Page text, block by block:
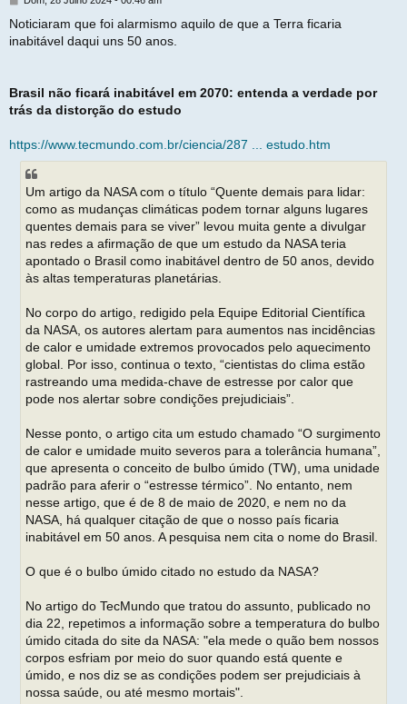
n
s
m
Noticiaram que foi alarmismo aquilo de que a Terra ficaria
inabitável daqui uns 50 anos.
Brasil não ficará inabitável em 2070: entenda a verdade por
trás da distorção do estudo
https://www.tecmundo.com.br/ciencia/287 ... estudo.htm
Um artigo da NASA com o título “Quente demais para lidar:
como as mudanças climáticas podem tornar alguns lugares
quentes demais para se viver” levou muita gente a divulgar
nas redes a afirmação de que um estudo da NASA teria
apontado o Brasil como inabitável dentro de 50 anos, devido
às altas temperaturas planetárias.
No corpo do artigo, redigido pela Equipe Editorial Científica
da NASA, os autores alertam para aumentos nas incidências
de calor e umidade extremos provocados pelo aquecimento
global. Por isso, continua o texto, “cientistas do clima estão
rastreando uma medida-chave de estresse por calor que
pode nos alertar sobre condições prejudiciais”.
Nesse ponto, o artigo cita um estudo chamado “O surgimento
de calor e umidade muito severos para a tolerância humana”,
que apresenta o conceito de bulbo úmido (TW), uma unidade
padrão para aferir o “estresse térmico”. No entanto, nem
nesse artigo, que é de 8 de maio de 2020, e nem no da
NASA, há qualquer citação de que o nosso país ficaria
inabitável em 50 anos. A pesquisa nem cita o nome do Brasil.
O que é o bulbo úmido citado no estudo da NASA?
No artigo do TecMundo que tratou do assunto, publicado no
dia 22, repetimos a informação sobre a temperatura do bulbo
úmido citada do site da NASA: "ela mede o quão bem nossos
corpos esfriam por meio do suor quando está quente e
úmido, e nos diz se as condições podem ser prejudiciais à
nossa saúde, ou até mesmo mortais".